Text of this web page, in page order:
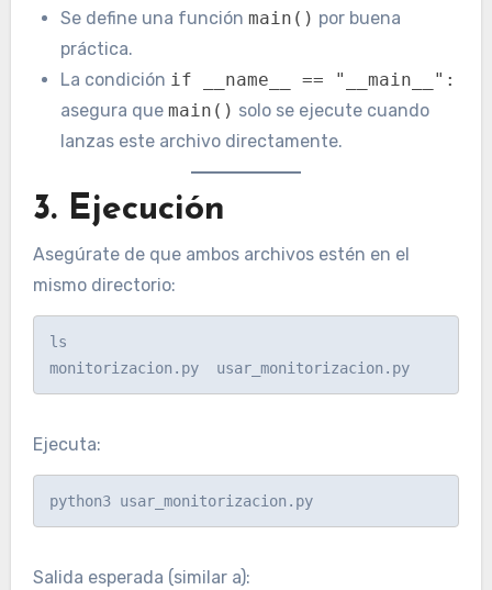
Se define una funciónmain() por buena
práctica.
La condición if __name__ == "__main__":
asegura quemain() solo se ejecute cuando
lanzas este archivo directamente.
3. Ejecución
Asegúrate de que ambos archivos estén en el
mismo directorio:
ls
monitorizacion.py  usar_monitorizacion.py
Ejecuta:
python3 usar_monitorizacion.py
Salida esperada (similar a):